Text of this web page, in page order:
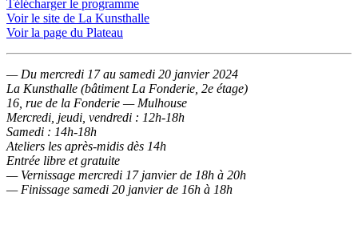
Télécharger le programme
Voir le site de La Kunsthalle
Voir la page du Plateau
— Du mercredi 17 au samedi 20 janvier 2024
La Kunsthalle (bâtiment La Fonderie, 2e étage)
16, rue de la Fonderie — Mulhouse
Mercredi, jeudi, vendredi : 12h-18h
Samedi : 14h-18h
Ateliers les après-midis dès 14h
Entrée libre et gratuite
— Vernissage mercredi 17 janvier de 18h à 20h
— Finissage samedi 20 janvier de 16h à 18h